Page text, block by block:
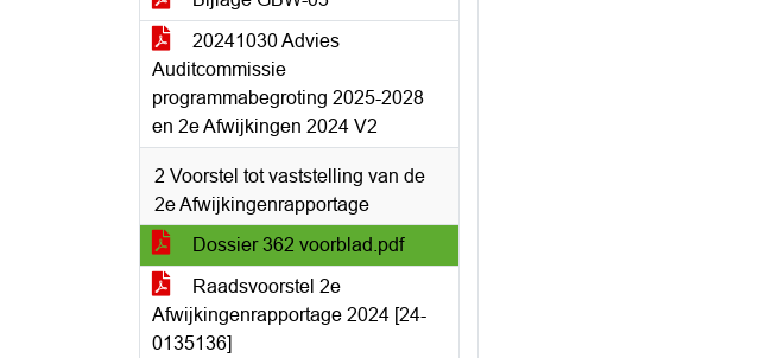
20241030 Advies
Auditcommissie
programmabegroting 2025-2028
en 2e Afwijkingen 2024 V2
2 Voorstel tot vaststelling van de
2e Afwijkingenrapportage
Dossier 362 voorblad.pdf
Raadsvoorstel 2e
Afwijkingenrapportage 2024 [24-
0135136]